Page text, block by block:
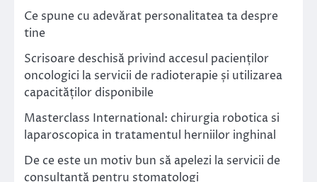
Ce spune cu adevărat personalitatea ta despre
tine
Scrisoare deschisă privind accesul pacienților
oncologici la servicii de radioterapie și utilizarea
capacităților disponibile
Masterclass International: chirurgia robotica si
laparoscopica in tratamentul herniilor inghinal
De ce este un motiv bun să apelezi la servicii de
consultanță pentru stomatologi